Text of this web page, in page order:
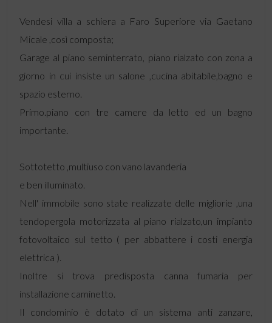
Vendesi villa a schiera a Faro Superiore via Gaetano
Micale ,così composta;
Garage al piano seminterrato, piano rialzato con zona a
giorno in cui insiste un salone ,cucina abitabile,bagno e
spazio esterno.
Primo.piano con tre camere da letto ed un bagno
importante.
Sottotetto ,multiuso con vano lavanderia
e ben illuminato.
Nell' immobile sono state realizzate delle migliorie ,una
tendopergola motorizzata al piano rialzato,un impianto
fotovoltaico sul tetto ( per abbattere i costi energia
elettrica ).
Inoltre si trova predisposta canna fumaria per
installazione caminetto.
Il condominio è dotato di un sistema anti zanzare,